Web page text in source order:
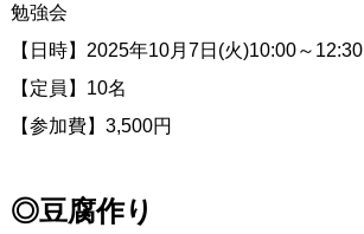
勉強会
【日時】2025年10月7日(火)10:00～12:30
【定員】10名
【参加費】3,500円
◎豆腐作り